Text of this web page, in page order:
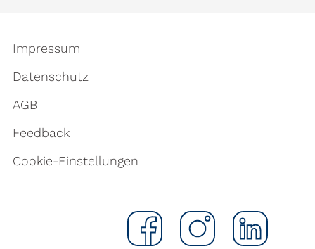
Impressum
Datenschutz
AGB
Feedback
Cookie-Einstellungen